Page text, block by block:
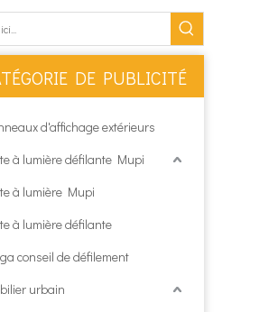
DE PUBLICITÉ
d'affichage extérieurs
à lumière défilante Mupi
à lumière Mupi
à lumière défilante
conseil de défilement
urbain